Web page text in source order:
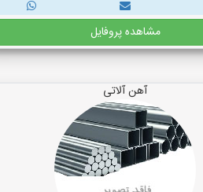
مشاهده پروفایل
آهن آلاتی